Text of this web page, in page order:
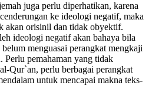
juga perlu diperhatikan, karena
ke ideologi negatif, maka
akan orisinil dan tidak obyektif.
ideologi negatif akan bahaya bila
menguasai perangkat mengkaji
pemahaman yang tidak
Qur`an, perlu berbagai perangkat
untuk mencapai makna teks-